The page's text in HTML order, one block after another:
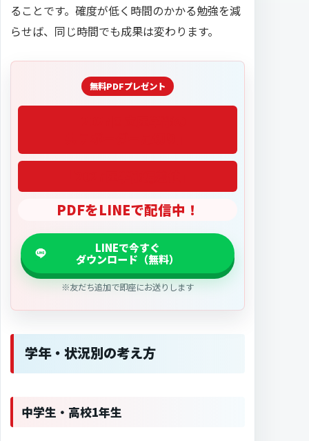
ることです。確度が低く時間のかかる勉強を減
らせば、同じ時間でも成果は変わります。
PDFをLINEで配信中！
※友だち追加で即座にお送りします
学年・状況別の考え方
中学生・高校1年生